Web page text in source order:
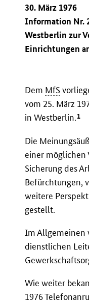
30. März 1976
Information Nr.
Westberlin zur
Einrichtungen
Dem MfS
vom 25. März
in Westberlin.1
Die
einer möglichen
Sicherung des
Befürchtungen,
weitere
gestellt.
Im Allgemeinen
dienstlichen
Wie weiter
1976